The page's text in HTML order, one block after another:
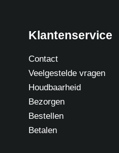
Klantenservice
Contact
Veelgestelde vragen
Houdbaarheid
Bezorgen
Bestellen
Betalen